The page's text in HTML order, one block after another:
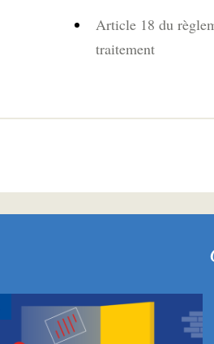
Article 18 du
traitement